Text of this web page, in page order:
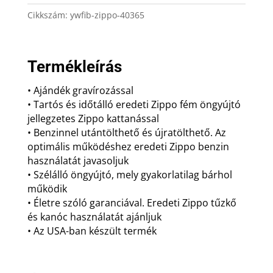
Cikkszám: ywfib-zippo-40365
Termékleírás
• Ajándék gravírozással
• Tartós és időtálló eredeti Zippo fém öngyújtó
jellegzetes Zippo kattanással
• Benzinnel utántölthető és újratölthető. Az
optimális működéshez eredeti Zippo benzin
használatát javasoljuk
• Szélálló öngyújtó, mely gyakorlatilag bárhol
működik
• Életre szóló garanciával. Eredeti Zippo tűzkő
és kanóc használatát ajánljuk
• Az USA-ban készült termék